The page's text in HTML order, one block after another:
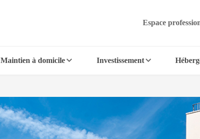
Espace
Maintien à domicile Investissement